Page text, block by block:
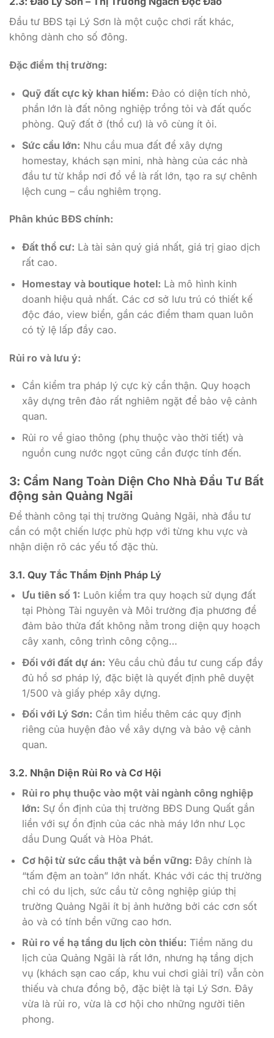
Đầu tư BĐS tại Lý Sơn là một cuộc chơi rất khác,
không dành cho số đông.
Đặc điểm thị trường:
Quỹ đất cực kỳ khan hiếm: Đảo có diện tích nhỏ,
phần lớn là đất nông nghiệp trồng tỏi và đất quốc
phòng. Quỹ đất ở (thổ cư) là vô cùng ít ỏi.
Sức cầu lớn: Nhu cầu mua đất để xây dựng
homestay, khách sạn mini, nhà hàng của các nhà
đầu tư từ khắp nơi đổ về là rất lớn, tạo ra sự chênh
lệch cung – cầu nghiêm trọng.
Phân khúc BĐS chính:
Đất thổ cư: Là tài sản quý giá nhất, giá trị giao dịch
rất cao.
Homestay và boutique hotel: Là mô hình kinh
doanh hiệu quả nhất. Các cơ sở lưu trú có thiết kế
độc đáo, view biển, gần các điểm tham quan luôn
có tỷ lệ lấp đầy cao.
Rủi ro và lưu ý:
Cần kiểm tra pháp lý cực kỳ cẩn thận. Quy hoạch
xây dựng trên đảo rất nghiêm ngặt để bảo vệ cảnh
quan.
Rủi ro về giao thông (phụ thuộc vào thời tiết) và
nguồn cung nước ngọt cũng cần được tính đến.
3: Cẩm Nang Toàn Diện Cho Nhà Đầu Tư Bất
động sản Quảng Ngãi
Để thành công tại thị trường Quảng Ngãi, nhà đầu tư
cần có một chiến lược phù hợp với từng khu vực và
nhận diện rõ các yếu tố đặc thù.
3.1. Quy Tắc Thẩm Định Pháp Lý
Ưu tiên số 1: Luôn kiểm tra quy hoạch sử dụng đất
tại Phòng Tài nguyên và Môi trường địa phương để
đảm bảo thửa đất không nằm trong diện quy hoạch
cây xanh, công trình công cộng…
Đối với đất dự án: Yêu cầu chủ đầu tư cung cấp đầy
đủ hồ sơ pháp lý, đặc biệt là quyết định phê duyệt
1/500 và giấy phép xây dựng.
Đối với Lý Sơn: Cần tìm hiểu thêm các quy định
riêng của huyện đảo về xây dựng và bảo vệ cảnh
quan.
3.2. Nhận Diện Rủi Ro và Cơ Hội
Rủi ro phụ thuộc vào một vài ngành công nghiệp
lớn: Sự ổn định của thị trường BĐS Dung Quất gắn
liền với sự ổn định của các nhà máy lớn như Lọc
dầu Dung Quất và Hòa Phát.
Cơ hội từ sức cầu thật và bền vững: Đây chính là
“tấm đệm an toàn” lớn nhất. Khác với các thị trường
chỉ có du lịch, sức cầu từ công nghiệp giúp thị
trường Quảng Ngãi ít bị ảnh hưởng bởi các cơn sốt
ảo và có tính bền vững cao hơn.
Rủi ro về hạ tầng du lịch còn thiếu: Tiềm năng du
lịch của Quảng Ngãi là rất lớn, nhưng hạ tầng dịch
vụ (khách sạn cao cấp, khu vui chơi giải trí) vẫn còn
thiếu và chưa đồng bộ, đặc biệt là tại Lý Sơn. Đây
vừa là rủi ro, vừa là cơ hội cho những người tiên
phong.